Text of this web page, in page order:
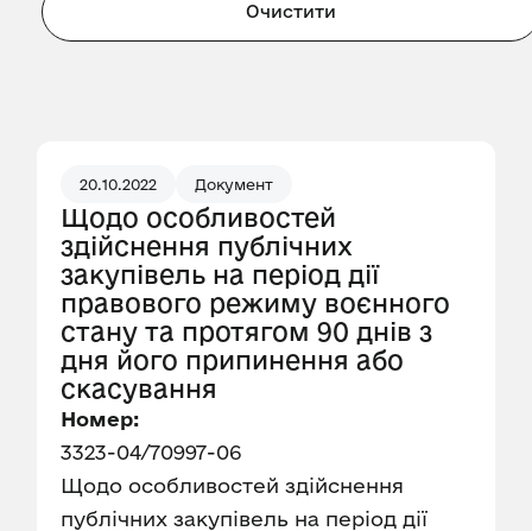
Очистити
20.10.2022 Документ
Щодо особливостей
здійснення публічних
закупівель на період дії
правового режиму воєнного
стану та протягом 90 днів з
дня його припинення або
скасування
Номер:
3323-04/70997-06
Щодо особливостей здійснення
публічних закупівель на період дії